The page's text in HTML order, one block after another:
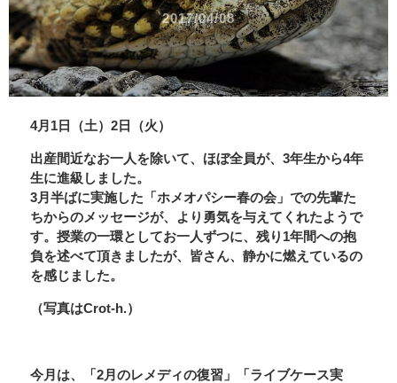
2017/04/08
4月1日（土）2日（火）
出産間近なお一人を除いて、ほぼ全員が、3年生から4年
生に進級しました。
3月半ばに実施した「ホメオパシー春の会」での先輩た
ちからのメッセージが、より勇気を与えてくれたようで
す。授業の一環としてお一人ずつに、残り1年間への抱
負を述べて頂きましたが、皆さん、静かに燃えているの
を感じました。
（写真はCrot-h.）
今月は、「2月のレメディの復習」「ライブケース実